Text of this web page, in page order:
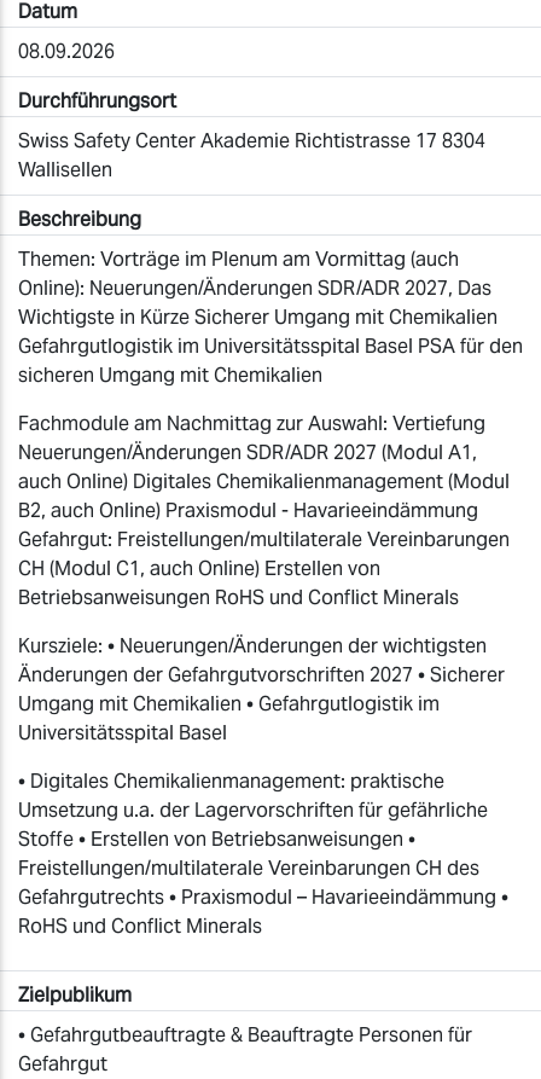
Datum
08.09.2026
Durchführungsort
Swiss Safety Center Akademie Richtistrasse 17 8304
Wallisellen
Beschreibung
Themen: Vorträge im Plenum am Vormittag (auch
Online): Neuerungen/Änderungen SDR/ADR 2027, Das
Wichtigste in Kürze Sicherer Umgang mit Chemikalien
Gefahrgutlogistik im Universitätsspital Basel PSA für den
sicheren Umgang mit Chemikalien
Fachmodule am Nachmittag zur Auswahl: Vertiefung
Neuerungen/Änderungen SDR/ADR 2027 (Modul A1,
auch Online) Digitales Chemikalienmanagement (Modul
B2, auch Online) Praxismodul - Havarieeindämmung
Gefahrgut: Freistellungen/multilaterale Vereinbarungen
CH (Modul C1, auch Online) Erstellen von
Betriebsanweisungen RoHS und Conflict Minerals
Kursziele: • Neuerungen/Änderungen der wichtigsten
Änderungen der Gefahrgutvorschriften 2027 • Sicherer
Umgang mit Chemikalien • Gefahrgutlogistik im
Universitätsspital Basel
• Digitales Chemikalienmanagement: praktische
Umsetzung u.a. der Lagervorschriften für gefährliche
Stoffe • Erstellen von Betriebsanweisungen •
Freistellungen/multilaterale Vereinbarungen CH des
Gefahrgutrechts • Praxismodul – Havarieeindämmung •
RoHS und Conflict Minerals
Zielpublikum
• Gefahrgutbeauftragte & Beauftragte Personen für
Gefahrgut